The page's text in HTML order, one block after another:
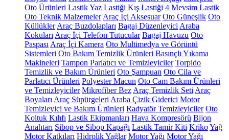
Oto Ürünleri LastikYaz Lastiği Kış Lastiği 4 Mevsim Lastik
Oto Teknik Malzemeler Araç İçi Aksesuar Oto Güneşlik Oto
Küllükler Araç Buzdolapları Bagaj Düzenleyici Araba
Kokuları Araç İçi Telefon Tutucular Bagaj Havuzu Oto
Paspası Araç İçi Kamera Oto Multimedya ve Görüntü
Sistemleri Oto Bakım Temizlik Ürünleri Basınçlı Yıkama
Makineleri Tampon Parlatıcı ve Temizleyiciler Torpido
Temizlik ve Bakım Ürünleri Oto Şampuan Oto Cila ve
Parlatıcı Ürünleri Polyester Macun Oto Cam Bakım Ürünleri
ve Temizleyiciler Mikrofiber Bez Araç Temizlik Seti Araç
Boyaları Araç Süpürgeleri Araba Çizik Giderici Motor
Temizleyici ve Bakım Ürünleri Radyatör Temizleyiciler Oto
Koltuk Kılıfı Lastik Ekipmanları Hava Kompresörü Bijon
Anahtarı Sibop ve Sibop Kapağı Lastik Tamir Kiti KrikoYağ
Motor Katkıları Hidrolik Yağlar Motor Yağı Motor Yağı